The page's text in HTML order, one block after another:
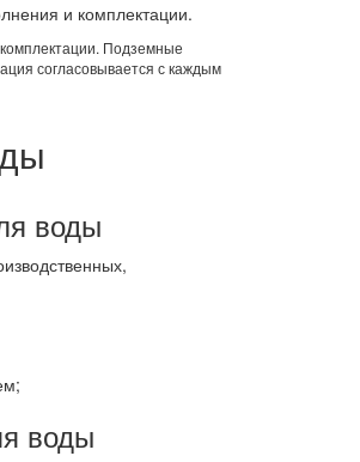
и комплектации.
Подземные
согласовывается с каждым
воды
воды